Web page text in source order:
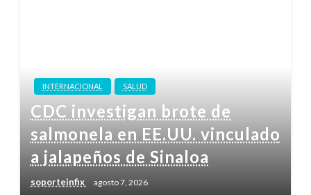
INTERNACIONAL SALUD
CDC investigan brote de
salmonela en EE.UU. vinculado
a jalapeños de Sinaloa
soporteinfix agosto 7, 2026